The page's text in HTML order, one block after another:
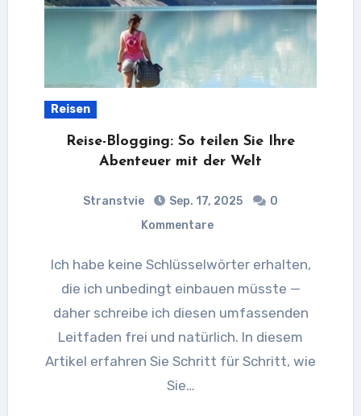
Reisen
Reise-Blogging: So teilen Sie Ihre
Abenteuer mit der Welt
Stranstvie Sep. 17, 2025
0
Kommentare
Ich habe keine Schlüsselwörter erhalten,
die ich unbedingt einbauen müsste —
daher schreibe ich diesen umfassenden
Leitfaden frei und natürlich. In diesem
Artikel erfahren Sie Schritt für Schritt, wie
Sie…